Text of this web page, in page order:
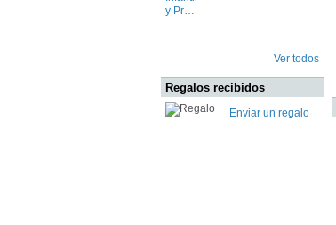
Ver todos
Regalos recibidos
Enviar un regalo